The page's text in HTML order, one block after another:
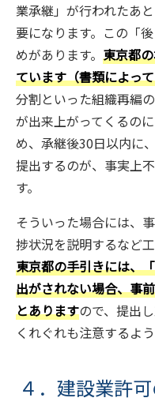
業承継」が行われたあ
要になります。この「
めがあります。 東京都
ています（書類によっ
分割といった組織再編
が出来上がってくるの
め、承継後30日以内に
提出するのが、事実上
す。
そういった場合には、
捗状況を説明するなど
東京都の手引きには、
出がされない場合、事
とありますので、提出
くれぐれも注意するよ
４．建設業許